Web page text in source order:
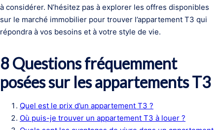
à considérer. N’hésitez pas à explorer les offres disponibles
sur le marché immobilier pour trouver l’appartement T3 qui
répondra à vos besoins et à votre style de vie.
8 Questions fréquemment
posées sur les appartements T3
Quel est le prix d’un appartement T3 ?
Où puis-je trouver un appartement T3 à louer ?